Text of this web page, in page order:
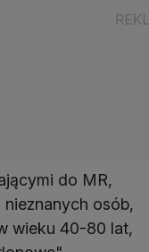
do MR,
osób,
wieku 40-80 lat,